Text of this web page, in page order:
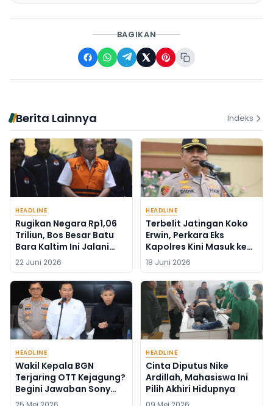
BAGIKAN
Berita Lainnya Indeks
HEADLINE
Rugikan Negara Rp1,06
Triliun, Bos Besar Batu
Bara Kaltim Ini Jalani
Sidang Vonis Hari Ini
22 Juni 2026
HEADLINE
Terbelit Jatingan Koko
Erwin, Perkara Eks
Kapolres Kini Masuk ke
Kejaksaan Tinggi
18 Juni 2026
HEADLINE
Wakil Kepala BGN
Terjaring OTT Kejagung?
Begini Jawaban Sony
Sonjaya
HEADLINE
Cinta Diputus Nike
Ardillah, Mahasiswa Ini
Pilih Akhiri Hidupnya